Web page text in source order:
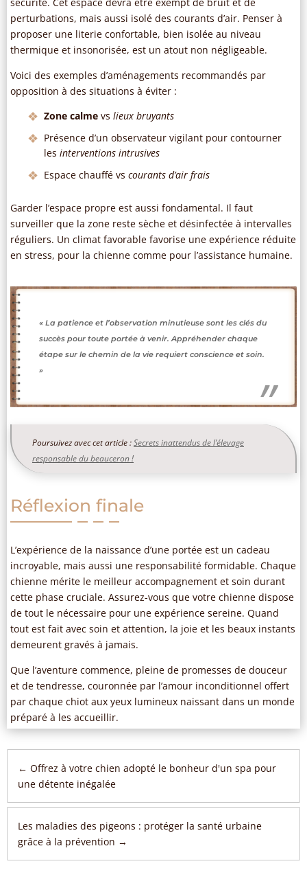
perturbations, mais aussi isolé des courants d’air. Penser à
proposer une literie confortable, bien isolée au niveau
thermique et insonorisée, est un atout non négligeable.
Voici des exemples d’aménagements recommandés par
opposition à des situations à éviter :
Zone calme vs lieux bruyants
Présence d’un observateur vigilant pour contourner
les interventions intrusives
Espace chauffé vs courants d’air frais
Garder l’espace propre est aussi fondamental. Il faut
surveiller que la zone reste sèche et désinfectée à intervalles
réguliers. Un climat favorable favorise une expérience réduite
en stress, pour la chienne comme pour l’assistance humaine.
« La patience et l’observation minutieuse sont les clés du
succès pour toute portée à venir. Appréhender chaque
étape sur le chemin de la vie requiert conscience et soin.
»
Poursuivez avec cet article :Secrets inattendus de l’élevage
responsable du beauceron !
Réflexion finale
L’expérience de la naissance d’une portée est un cadeau
incroyable, mais aussi une responsabilité formidable. Chaque
chienne mérite le meilleur accompagnement et soin durant
cette phase cruciale. Assurez-vous que votre chienne dispose
de tout le nécessaire pour une expérience sereine. Quand
tout est fait avec soin et attention, la joie et les beaux instants
demeurent gravés à jamais.
Que l’aventure commence, pleine de promesses de douceur
et de tendresse, couronnée par l’amour inconditionnel offert
par chaque chiot aux yeux lumineux naissant dans un monde
préparé à les accueillir.
← Offrez à votre chien adopté le bonheur d'un spa pour
une détente inégalée
Les maladies des pigeons : protéger la santé urbaine
grâce à la prévention →